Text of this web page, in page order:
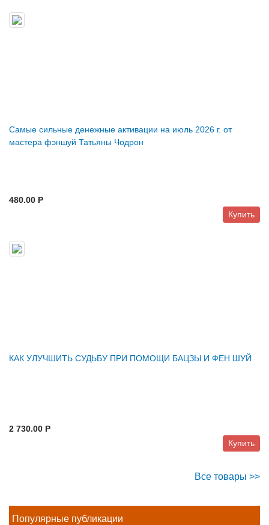
Самые сильные денежные активации на июль 2026 г. от
мастера фэншуй Татьяны Чодрон
480.00 P
Купить
КАК УЛУЧШИТЬ СУДЬБУ ПРИ ПОМОЩИ БАЦЗЫ И ФЕН ШУЙ
2 730.00 P
Купить
Все товары >>
Популярные публикации